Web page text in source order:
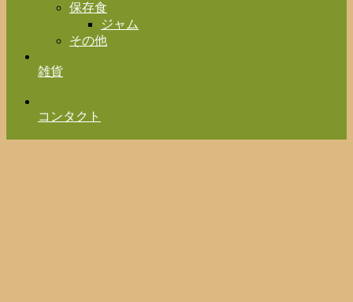
保存食
ジャム
その他
雑貨
コンタクト